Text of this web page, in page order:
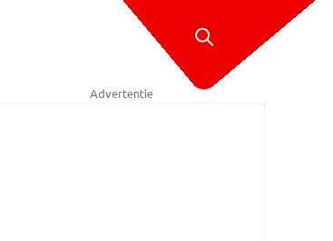
Advertentie